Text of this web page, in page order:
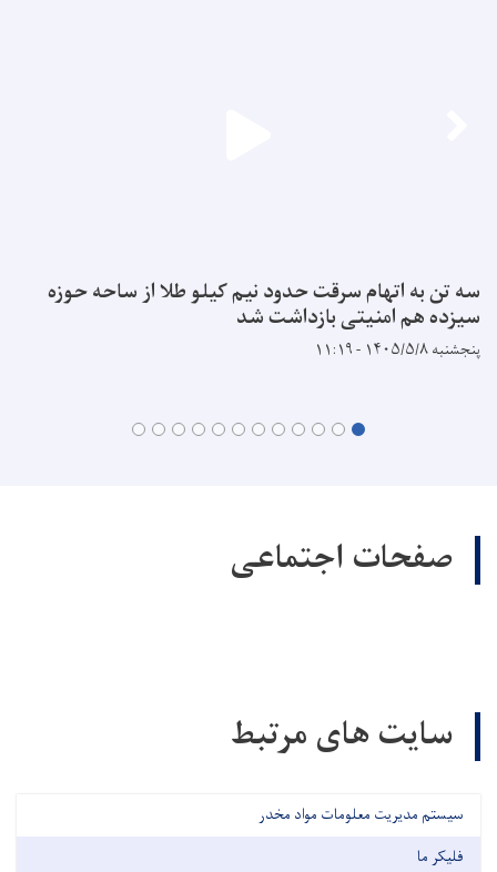
سه تن به اتهام سرقت حدود نیم کیلو طلا از ساحه حوزه
سیزده هم امنیتی بازداشت شد
پنجشنبه ۱۴۰۵/۵/۸ - ۱۱:۱۹
صفحات اجتماعی
سایت های مرتبط
سیستم مدیریت معلومات مواد مخدر
فلیکر ما